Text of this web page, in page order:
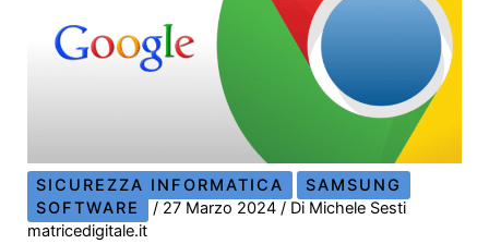
SICUREZZA INFORMATICA
SAMSUNG
SOFTWARE
/ 27 Marzo 2024/ Di Michele Sesti
matricedigitale.it